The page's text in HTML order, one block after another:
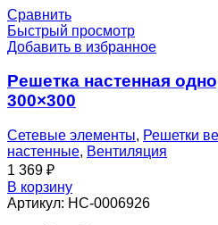
Сравнить
Быстрый просмотр
Добавить в избранное
Решетка настенная
300×300
Сетевые элементы, Решетки
настенные, Вентиляция
1 369 ₽
В корзину
Артикул: НС-0006926